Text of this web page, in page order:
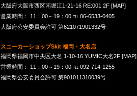
大阪府大阪市西区南堀江1-21-16 RE:001 2F [MAP]
営業時間： 11：00～19：00 ℡ 06-6533-0405
大阪府公安委員会許可 第621071901332号
スニーカーショップSkit 福岡・大名店
福岡県福岡市中央区大名 1-10-16 YUMIC大名2F [MAP]
営業時間： 11：00～19：00 ℡ 092-714-1255
福岡県公安委員会許可 第901011310039号